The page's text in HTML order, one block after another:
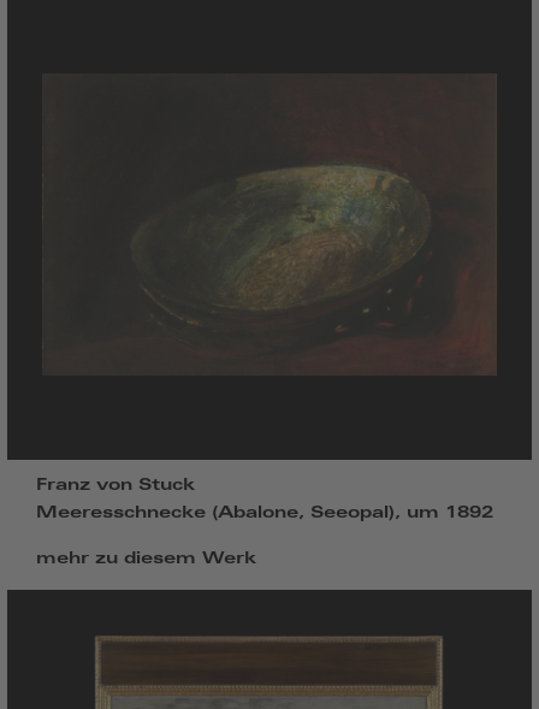
Franz von Stuck
Meeresschnecke (Abalone, Seeopal), um 1892
mehr zu diesem Werk